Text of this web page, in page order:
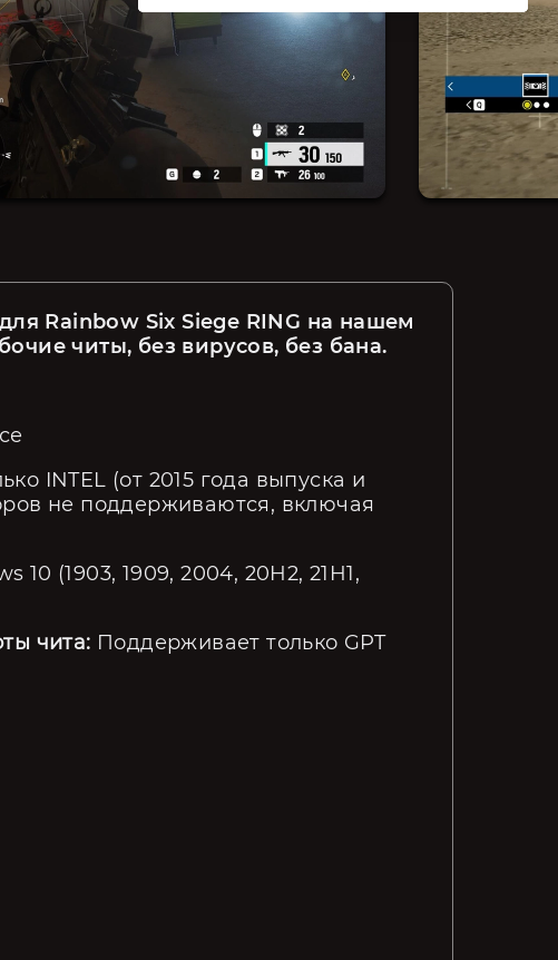
Rainbow Six Siege RING на нашем
читы, без вирусов, без бана.
INTEL (от 2015 года выпуска и
не поддерживаются, включая
10 (1903, 1909, 2004, 20H2, 21H1,
чита: Поддерживает только GPT